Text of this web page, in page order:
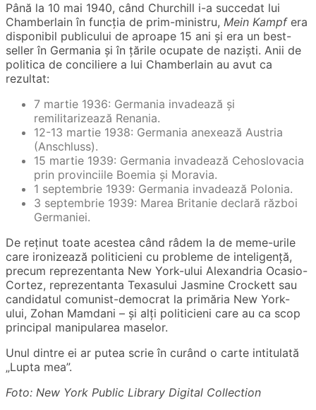
Până la 10 mai 1940, când Churchill i-a succedat lui
Chamberlain în funcția de prim-ministru, Mein Kampfera
disponibil publicului de aproape 15 ani și era un best-
seller în Germania și în țările ocupate de naziști. Anii de
politica de conciliere a lui Chamberlain au avut ca
rezultat:
7 martie 1936: Germania invadează și
remilitarizează Renania.
12-13 martie 1938: Germania anexează Austria
(Anschluss).
15 martie 1939: Germania invadează Cehoslovacia
prin provinciile Boemia și Moravia.
1 septembrie 1939: Germania invadează Polonia.
3 septembrie 1939: Marea Britanie declară război
Germaniei.
De reținut toate acestea când râdem la de meme-urile
care ironizează politicieni cu probleme de inteligență,
precum reprezentanta New York-ului Alexandria Ocasio-
Cortez, reprezentanta Texasului Jasmine Crockett sau
candidatul comunist-democrat la primăria New York-
ului, Zohan Mamdani – și alți politicieni care au ca scop
principal manipularea maselor.
Unul dintre ei ar putea scrie în curând o carte intitulată
„Lupta mea”.
Foto: New York Public Library Digital Collection